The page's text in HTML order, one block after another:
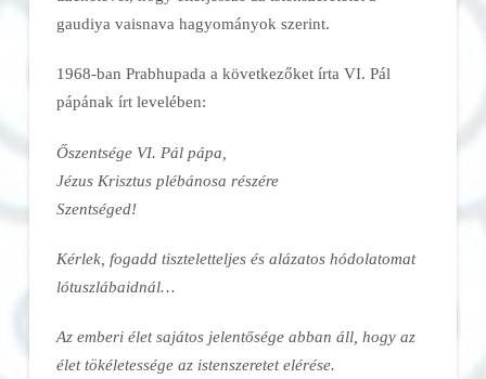
gaudiya vaisnava hagyományok szerint.
1968-ban Prabhupada a következőket írta VI. Pál
pápának írt levelében:
Őszentsége VI. Pál pápa,
Jézus Krisztus plébánosa részére
Szentséged!
Kérlek, fogadd tiszteletteljes és alázatos hódolatomat
lótuszlábaidnál…
Az emberi élet sajátos jelentősége abban áll, hogy az
élet tökéletessége az istenszeretet elérése.